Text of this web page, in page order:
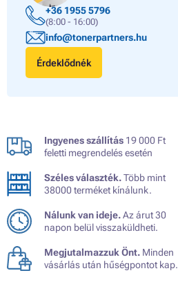
+36 1955 5796
(8:00 - 16:00)
info@tonerpartners.hu
Érdeklődnék
Ingyenes szállítás 19 000 Ft
feletti megrendelés esetén
Széles választék.Több mint
38000 terméket kínálunk.
Nálunk van ideje.Az árut 30
napon belül visszaküldheti.
Megjutalmazzuk Önt. Minden
vásárlás után hűségpontot kap.